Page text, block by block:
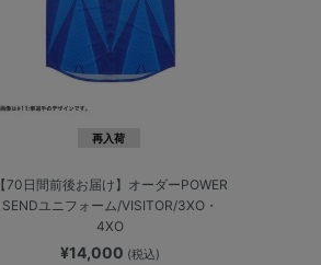
再入荷
【70日間前後お届け】オーダーPOWER
SENDユニフォーム/VISITOR/3XO・
4XO
¥14,000 (税込)